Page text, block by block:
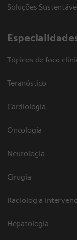
Soluções
Tópicos de foco
Teranóstico
Cardiologia
Oncologia
Neurologia
Cirugia
Radiologia
Hepatologia